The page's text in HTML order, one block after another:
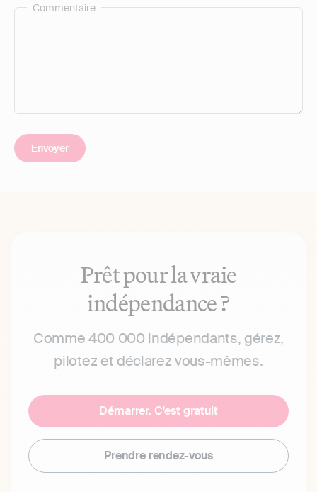
Commentaire
Prêt pour la vraie
indépendance ?
Comme 400 000 indépendants, gérez,
pilotez et déclarez vous-mêmes.
Démarrer. C'est gratuit
Prendre rendez-vous